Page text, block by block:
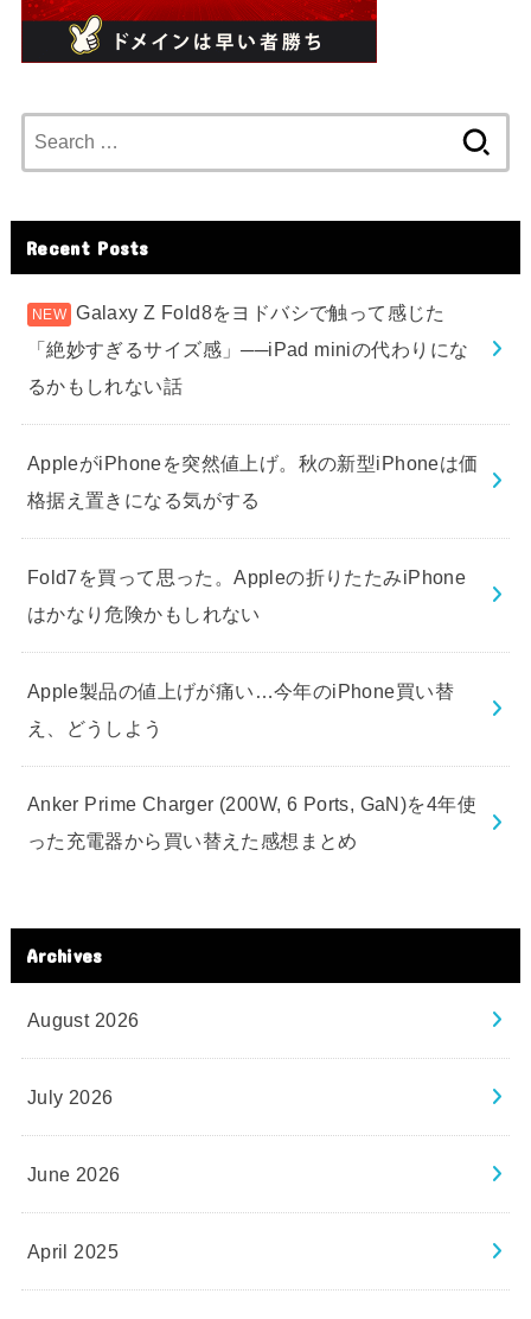
for:
Recent Posts
Galaxy Z Fold8をヨドバシで触って感じた
「絶妙すぎるサイズ感」──iPad miniの代わりにな
るかもしれない話
AppleがiPhoneを突然値上げ。秋の新型iPhoneは価
格据え置きになる気がする
Fold7を買って思った。Appleの折りたたみiPhone
はかなり危険かもしれない
Apple製品の値上げが痛い…今年のiPhone買い替
え、どうしよう
Anker Prime Charger (200W, 6 Ports, GaN)を4年使
った充電器から買い替えた感想まとめ
Archives
August 2026
July 2026
June 2026
April 2025